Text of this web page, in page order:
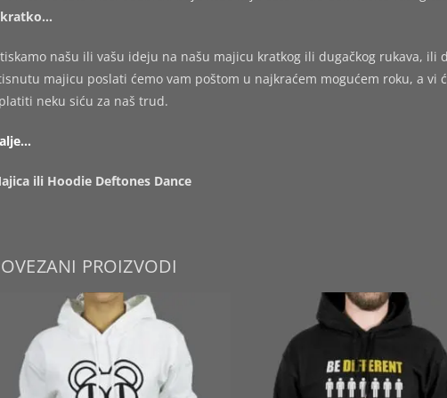
našu ili vašu ideju na našu majicu kratkog ili dugačkog rukava, ili
majicu poslati ćemo vam poštom u najkraćem mogućem roku, a
neku siću za naš trud.
ili Hoodie Deftones Dance
PROIZVODI